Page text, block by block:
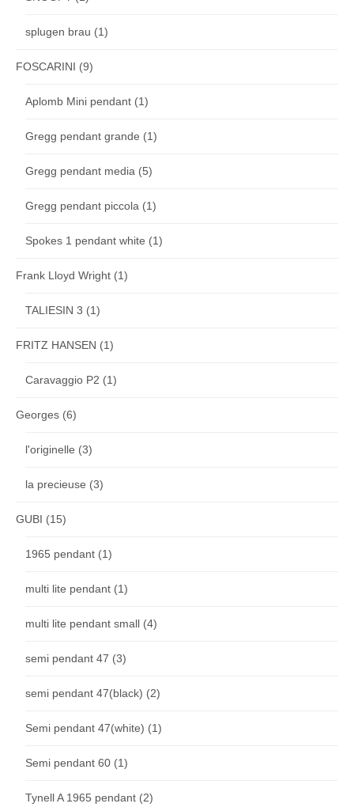
splugen brau (1)
FOSCARINI (9)
Aplomb Mini pendant (1)
Gregg pendant grande (1)
Gregg pendant media (5)
Gregg pendant piccola (1)
Spokes 1 pendant white (1)
Frank Lloyd Wright (1)
TALIESIN 3 (1)
FRITZ HANSEN (1)
Caravaggio P2 (1)
Georges (6)
l'originelle (3)
la precieuse (3)
GUBI (15)
1965 pendant (1)
multi lite pendant (1)
multi lite pendant small (4)
semi pendant 47 (3)
semi pendant 47(black) (2)
Semi pendant 47(white) (1)
Semi pendant 60 (1)
Tynell A 1965 pendant (2)